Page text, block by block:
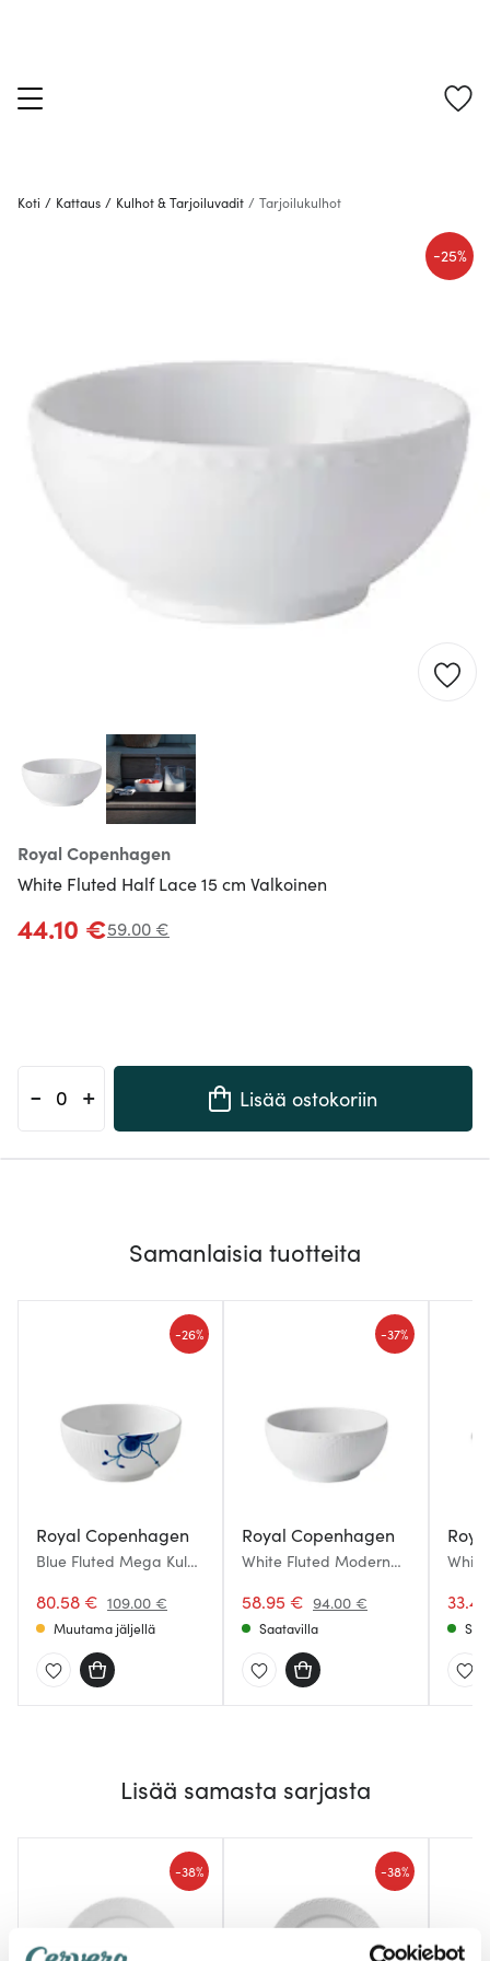
Koti / Kattaus / Kulhot & Tarjoiluvadit / Tarjoilukulhot
Royal Copenhagen
White Fluted Half Lace 15 cm Valkoinen
-25%
44.10 €59.00 €
- + Lisää ostokoriin
Samanlaisia tuotteita
Royal Copenhagen
Blue Fluted Mega Kulho
80.58 € 109.00 €
-26%
Muutama jäljellä
Royal Copenhagen
White Fluted Modern
58.95 € 94.00 €
-37%
Saatavilla
Lisää samasta sarjasta
-38% -38%